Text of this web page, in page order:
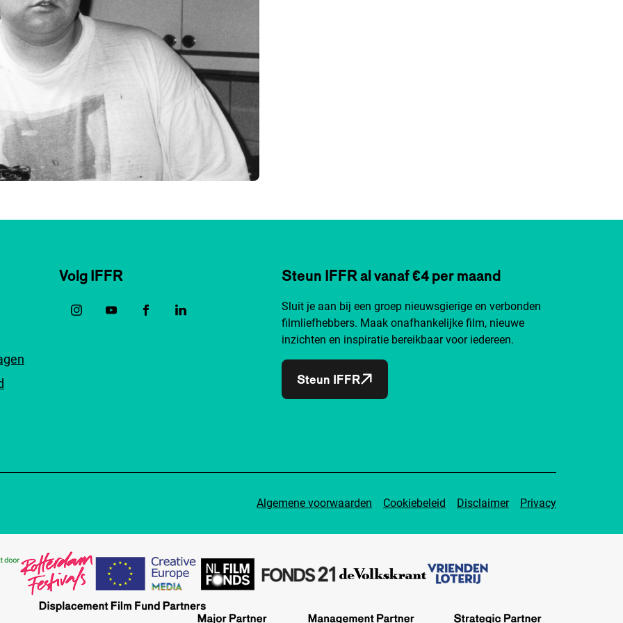
Volg IFFR Steun IFFR al vanaf €4 per maand
Sluit je aan bij een groep nieuwsgierige en verbonden
filmliefhebbers. Maak onafhankelijke film, nieuwe
inzichten en inspiratie bereikbaar voor iedereen.
Steun IFFR
Algemene voorwaarden Cookiebeleid Disclaimer Privacy